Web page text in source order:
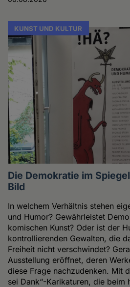
KUNST UND KULTUR
Die Demokratie im
Bild
In welchem Verhältnis stehen
und Humor? Gewährleistet
komischen Kunst? Oder ist der
kontrollierenden Gewalten, die
Freiheit nicht verschwindet?
Ausstellung eröffnet, deren
diese Frage nachzudenken. Mit
sei Dank“-Karikaturen, die beim